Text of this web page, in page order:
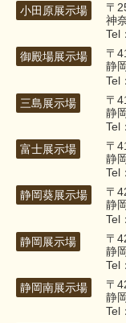
小田原展示場
〒
神
Tel
御殿場展示場
〒
静
Tel
三島展示場
〒
静
Tel
富士展示場
〒
静
Tel
静岡葵展示場
〒
静
Tel
静岡展示場
〒
静
Tel
静岡南展示場
〒
静
Tel